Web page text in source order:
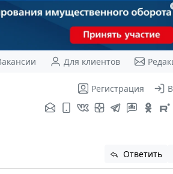
Для клиентов
Регистрация
Ответить